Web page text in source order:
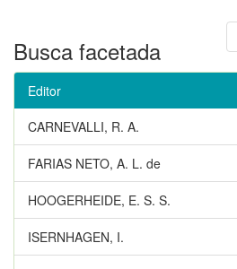
Busca facetada
Editor
CARNEVALLI, R. A.
FARIAS NETO, A. L. de
HOOGERHEIDE, E. S. S.
ISERNHAGEN, I.